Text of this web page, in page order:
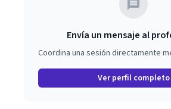
Envía un mensaje al
Coordina una sesión directamente
Ver perfil completo